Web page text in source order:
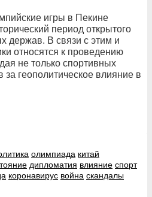
игры в Пекине
период открытого
держав. В связи с этим и
относятся к проведению
не только спортивных
геополитическое влияние в
олимпиада китай
дипломатия влияние спорт
коронавирус война скандалы